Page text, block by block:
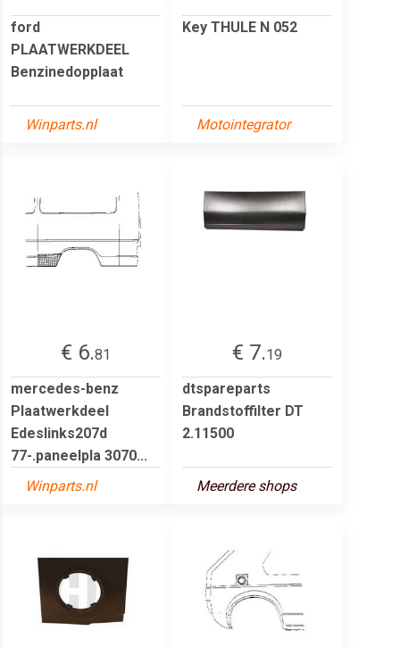
ford
PLAATWERKDEEL
Benzinedopplaat
Winparts.nl
Key THULE N 052
Motointegrator
€ 6.81
mercedes-benz
Plaatwerkdeel
Edeslinks207d
77-.paneelpla 3070...
Winparts.nl
€ 7.19
dtspareparts
Brandstoffilter DT
2.11500
Meerdere shops